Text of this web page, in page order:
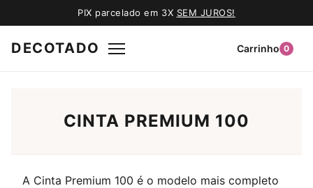
PIX parcelado em 3X SEM JUROS!
DECOTADO Carrinho 0
CINTA PREMIUM 100
A Cinta Premium 100 é o modelo mais completo